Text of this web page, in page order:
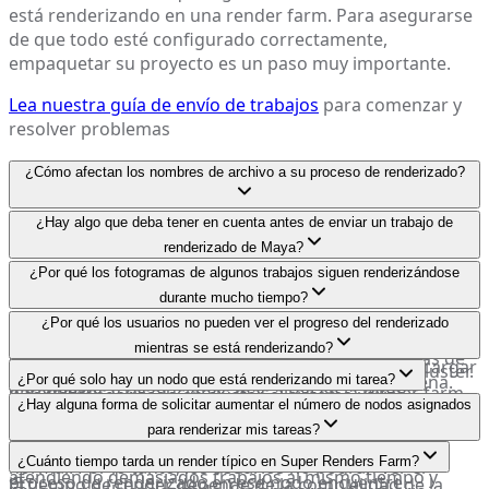
está renderizando en una render farm. Para asegurarse
de que todo esté configurado correctamente,
empaquetar su proyecto es un paso muy importante.
Lea nuestra guía de envío de trabajos para comenzar y
resolver problemas
¿Cómo afectan los nombres de archivo a su proceso de renderizado?
Se sugiere que el usuario debe nombrar todos los
archivos de activos del proyecto (incluyendo texturas,
cámaras, etc.) con títulos apropiados con caracteres
alfabéticos, números y guiones bajos.
El usuario también debe renombrar las texturas en su
computadora local, luego volver a coincidir las rutas de
todos los archivos de textura necesarios en la escena.
Posteriormente, el usuario puede volver a guardar el
archivo de escena y enviar el trabajo nuevamente.
¿Hay algo que deba tener en cuenta antes de enviar un trabajo de
renderizado de Maya?
Debido a que Maya no nos permite renderizar y
cargar/descargar archivos al mismo tiempo, el usuario
debe cargar todos los proyectos a la vez y luego
comenzar a renderizarlos; o esperar a que sus
renderizados actuales estén terminados antes de cargar
uno nuevo.
¿Por qué los fotogramas de algunos trabajos siguen renderizándose
durante mucho tiempo?
Hay 2 posibles razones para esta situación. La primera
es que el usuario está probando con parámetros de
nivel más bajo o resoluciones más bajas, pero con
parámetros y resoluciones más altos en la render farm.
La segunda podría ser que la escena tiene algunos
problemas de modelo o material que hacen que el
proceso de renderizado en ese nodo encuentre
¿Por qué los usuarios no pueden ver el progreso del renderizado
mientras se está renderizando?
Nuestra plataforma hace uso del renderizado en clúster.
Y con el renderizado en clúster, el sistema utiliza
automáticamente el renderizado por lotes de línea de
comandos. Esto difiere del renderizado de interfaz
normal. Por lo tanto, los usuarios no podrán ver el
¿Por qué solo hay un nodo que está renderizando mi tarea?
Probablemente está renderizando un fotograma de
animación. Un nodo por fotograma sería suficiente.
¿Hay alguna forma de solicitar aumentar el número de nodos asignados
para renderizar mis tareas?
Puede haber situaciones en las que el sistema esté
atendiendo demasiados trabajos al mismo tiempo y
¿Cuánto tiempo tarda un render típico en Super Renders Farm?